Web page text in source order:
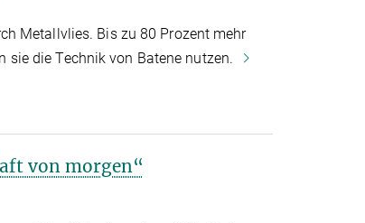
Metallvlies. Bis zu 80 Prozent mehr
sie die Technik von Batene nutzen.
von morgen“